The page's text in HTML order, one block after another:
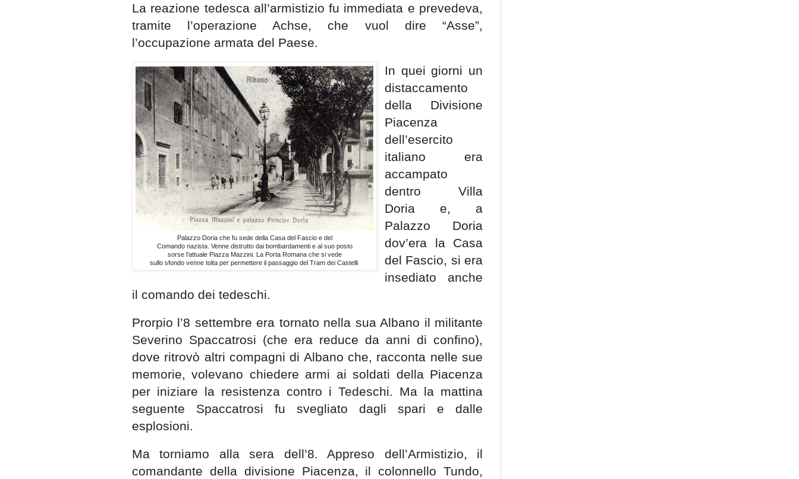
La reazione tedesca all’armistizio fu immediata e prevedeva,
tramite l’operazione Achse, che vuol dire “Asse”,
l’occupazione armata del Paese.
Palazzo Doria che fu sede della Casa del Fascio e del
Comando nazista. Venne distrutto dai bombardamenti e al suo posto
sorse l'attuale Piazza Mazzini. La Porta Romana che si vede
sullo sfondo venne tolta per permettere il passaggio del Tram dei Castelli
In quei giorni un
distaccamento
della Divisione
Piacenza
dell’esercito
italiano era
accampato
dentro Villa
Doria e, a
Palazzo Doria
dov’era la Casa
del Fascio, si era
insediato anche
il comando dei tedeschi.
Prorpio l’8 settembre era tornato nella sua Albano il militante
Severino Spaccatrosi (che era reduce da anni di confino),
dove ritrovò altri compagni di Albano che, racconta nelle sue
memorie, volevano chiedere armi ai soldati della Piacenza
per iniziare la resistenza contro i Tedeschi. Ma la mattina
seguente Spaccatrosi fu svegliato dagli spari e dalle
esplosioni.
Ma torniamo alla sera dell’8. Appreso dell’Armistizio, il
comandante della divisione Piacenza, il colonnello Tundo,